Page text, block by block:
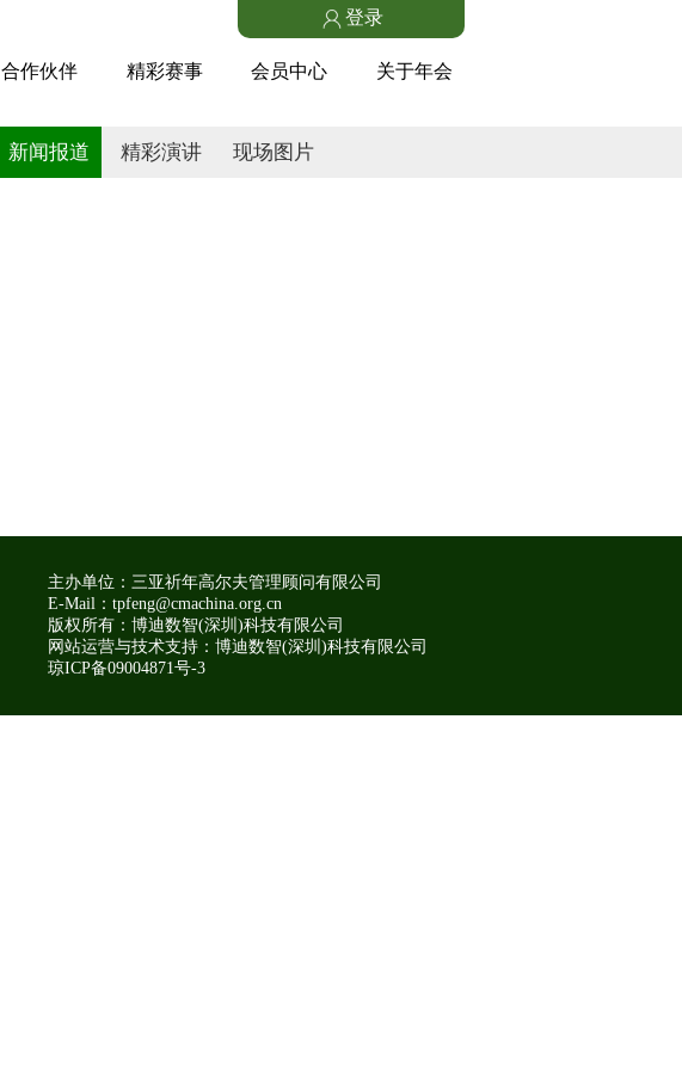
合作伙伴 精彩赛事 会员中心 关于年会
登录
新闻报道 精彩演讲 现场图片
主办单位：三亚祈年高尔夫管理顾问有限公司
E-Mail：tpfeng@cmachina.org.cn
版权所有：博迪数智(深圳)科技有限公司
网站运营与技术支持：博迪数智(深圳)科技有限公司
琼ICP备09004871号-3